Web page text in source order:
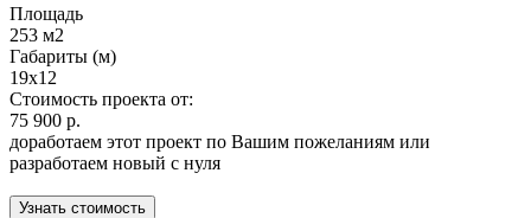
Площадь
253 м2
Габариты (м)
19x12
Стоимость проекта от:
75 900 р.
доработаем этот проект по Вашим пожеланиям или
разработаем новый с нуля
Узнать стоимость